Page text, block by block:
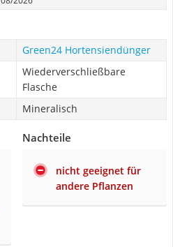
Green24 Hortensiendünger
Wiederverschließbare
Flasche
Mineralisch
Nachteile
nicht geeignet für
andere Pflanzen